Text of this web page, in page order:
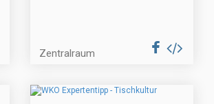
Zentralraum